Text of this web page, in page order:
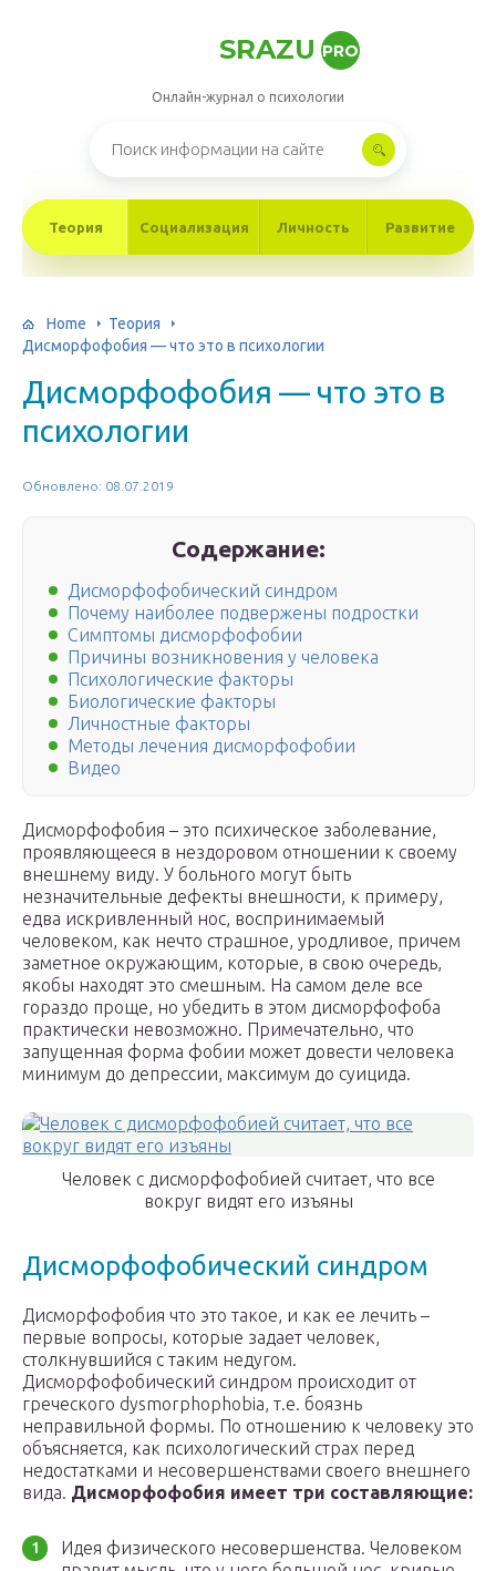
SRAZU PRO
Онлайн-журнал о психологии
Теория Социализация Личность Развитие
Home
Теория
Дисморфофобия — что это в психологии
Дисморфофобия — что это в
психологии
Обновлено: 08.07.2019
Содержание:
Дисморфофобический синдром
Почему наиболее подвержены подростки
Симптомы дисморфофобии
Причины возникновения у человека
Психологические факторы
Биологические факторы
Личностные факторы
Методы лечения дисморфофобии
Видео
Дисморфофобия – это психическое заболевание,
проявляющееся в нездоровом отношении к своему
внешнему виду. У больного могут быть
незначительные дефекты внешности, к примеру,
едва искривленный нос, воспринимаемый
человеком, как нечто страшное, уродливое, причем
заметное окружающим, которые, в свою очередь,
якобы находят это смешным. На самом деле все
гораздо проще, но убедить в этом дисморфофоба
практически невозможно. Примечательно, что
запущенная форма фобии может довести человека
минимум до депрессии, максимум до суицида.
Человек с дисморфофобией считает, что все
вокруг видят его изъяны
Дисморфофобический синдром
Дисморфофобия что это такое, и как ее лечить –
первые вопросы, которые задает человек,
столкнувшийся с таким недугом.
Дисморфофобический синдром происходит от
греческого dysmorphophobia, т.е. боязнь
неправильной формы. По отношению к человеку это
объясняется, как психологический страх перед
недостатками и несовершенствами своего внешнего
вида. Дисморфофобия имеет три составляющие:
Идея физического несовершенства. Человеком